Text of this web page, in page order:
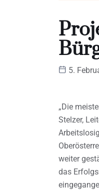
5.
„Die
Stelzer,
weiter
das